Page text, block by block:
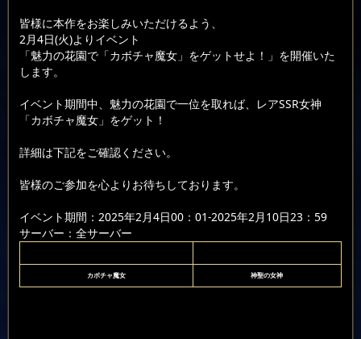
皆様に本作をお楽しみいただけるよう、
2月4日(火)よりイベント
「魅力の花園で「カボチャ魔女」をゲットせよ！」を開催いた
します。
イベント期間中、魅力の花園で一位を取れば、レアSSR女神
「カボチャ魔女」をゲット！
詳細は下記をご確認ください。
皆様のご参加を心よりお待ちしております。
イベント期間：2025年2月4日00：01-2025年2月10日23：59
サーバー：全サーバー
カボチャ魔女 神聖の女神